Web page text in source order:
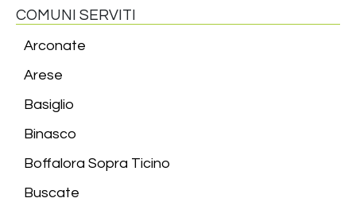
COMUNI SERVITI
Arconate
Arese
Basiglio
Binasco
Boffalora Sopra Ticino
Buscate